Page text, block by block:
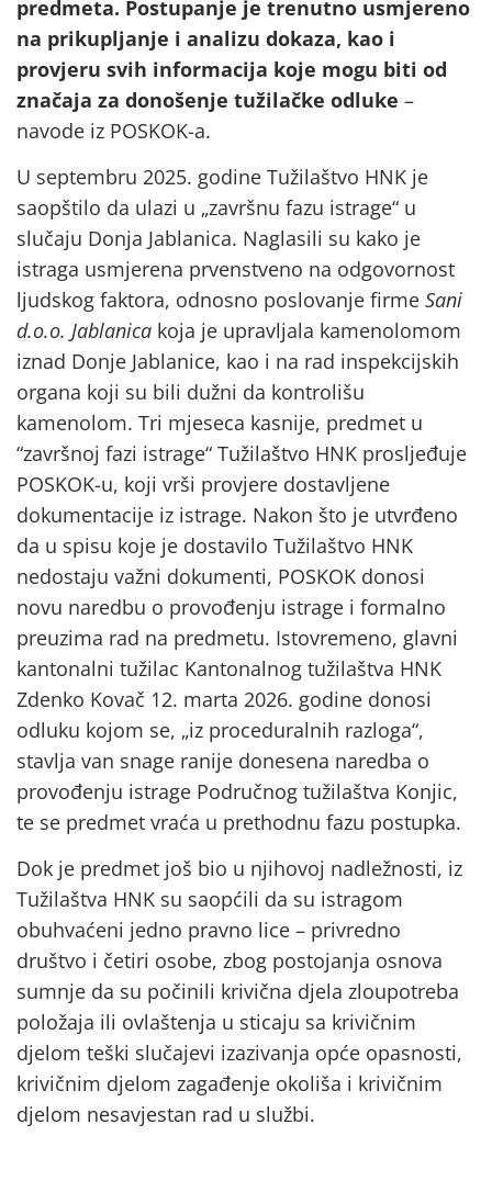
predmeta. Postupanje je trenutno usmjereno
na prikupljanje i analizu dokaza, kao i
provjeru svih informacija koje mogu biti od
značaja za donošenje tužilačke odluke –
navode iz POSKOK-a.
U septembru 2025. godine Tužilaštvo HNK je
saopštilo da ulazi u „završnu fazu istrage“ u
slučaju Donja Jablanica. Naglasili su kako je
istraga usmjerena prvenstveno na odgovornost
ljudskog faktora, odnosno poslovanje firme Sani
d.o.o. Jablanica koja je upravljala kamenolomom
iznad Donje Jablanice, kao i na rad inspekcijskih
organa koji su bili dužni da kontrolišu
kamenolom. Tri mjeseca kasnije, predmet u
“završnoj fazi istrage“ Tužilaštvo HNK prosljeđuje
POSKOK-u, koji vrši provjere dostavljene
dokumentacije iz istrage. Nakon što je utvrđeno
da u spisu koje je dostavilo Tužilaštvo HNK
nedostaju važni dokumenti, POSKOK donosi
novu naredbu o provođenju istrage i formalno
preuzima rad na predmetu. Istovremeno, glavni
kantonalni tužilac Kantonalnog tužilaštva HNK
Zdenko Kovač 12. marta 2026. godine donosi
odluku kojom se, „iz proceduralnih razloga“,
stavlja van snage ranije donesena naredba o
provođenju istrage Područnog tužilaštva Konjic,
te se predmet vraća u prethodnu fazu postupka.
Dok je predmet još bio u njihovoj nadležnosti, iz
Tužilaštva HNK su saopćili da su istragom
obuhvaćeni jedno pravno lice – privredno
društvo i četiri osobe, zbog postojanja osnova
sumnje da su počinili krivična djela zloupotreba
položaja ili ovlaštenja u sticaju sa krivičnim
djelom teški slučajevi izazivanja opće opasnosti,
krivičnim djelom zagađenje okoliša i krivičnim
djelom nesavjestan rad u službi.